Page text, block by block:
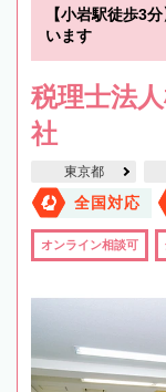
【小岩駅徒歩3
います
税理士法
社
東京都
全国対応
オンライン相談可